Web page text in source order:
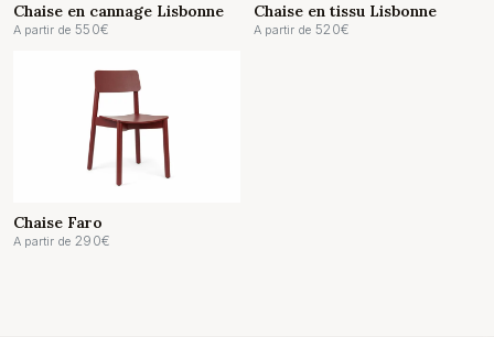
Chaise en cannage Lisbonne
A partir de 550€
Chaise en tissu Lisbonne
A partir de 520€
Chaise Faro
A partir de 290€